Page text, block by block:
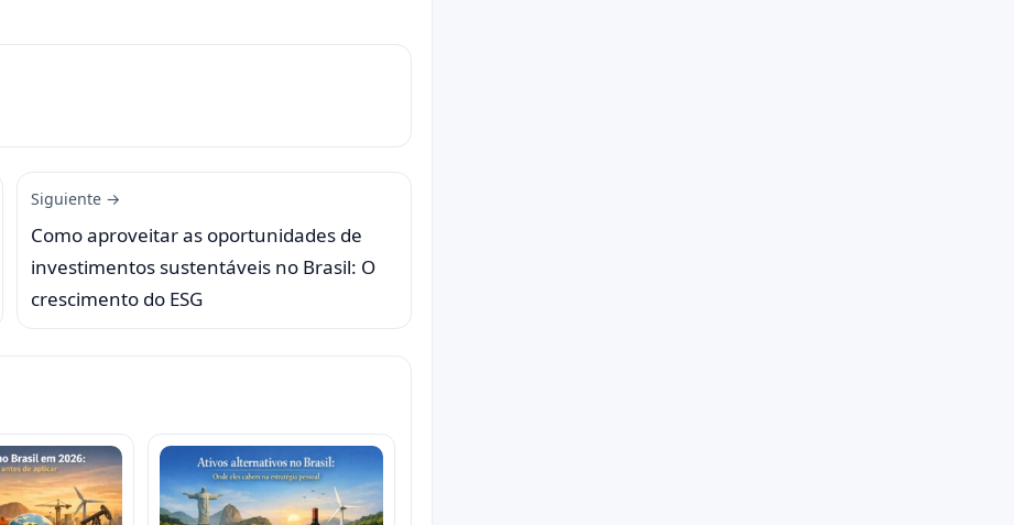
Siguiente →
Como aproveitar as oportunidades de
investimentos sustentáveis no Brasil: O
crescimento do ESG